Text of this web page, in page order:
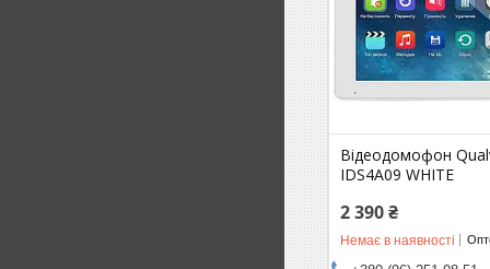
Відеодомофон
IDS4A09 WHITE
2 390 ₴
Немає в наявності